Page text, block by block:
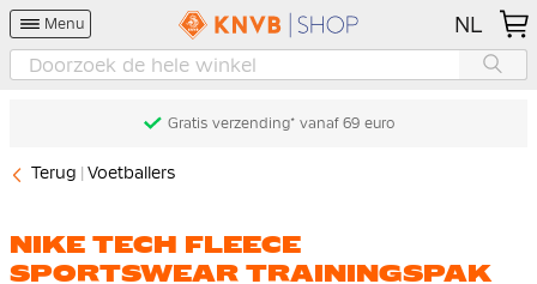
Menu NL
Gratis verzending* vanaf 69 euro
Terug Voetballers
NIKE TECH FLEECE
SPORTSWEAR TRAININGSPAK